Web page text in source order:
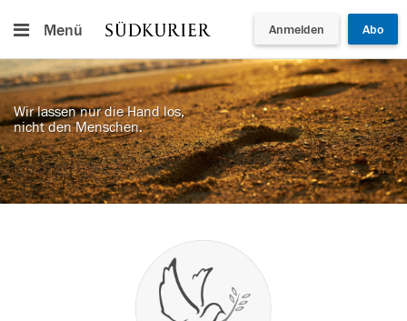
Menü Anmelden Abo
Wir lassen nur die Hand los,
nicht den Menschen.